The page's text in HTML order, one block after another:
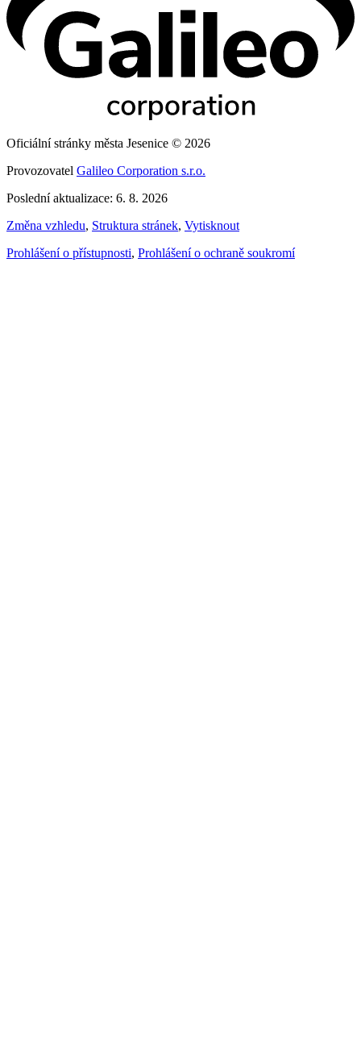
Oficiální stránky města Jesenice © 2026
Provozovatel Galileo Corporation s.r.o.
Poslední aktualizace: 6. 8. 2026
Změna vzhledu, Struktura stránek, Vytisknout
Prohlášení o přístupnosti, Prohlášení o ochraně soukromí